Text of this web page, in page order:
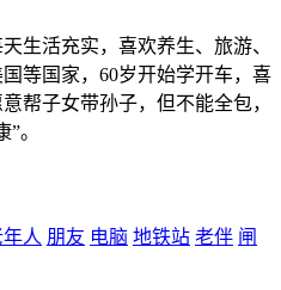
生活充实，喜欢养生、旅游、
等国家，60岁开始学开车，喜
帮子女带孙子，但不能全包，
。
人 朋友 电脑 地铁站 老伴 闸